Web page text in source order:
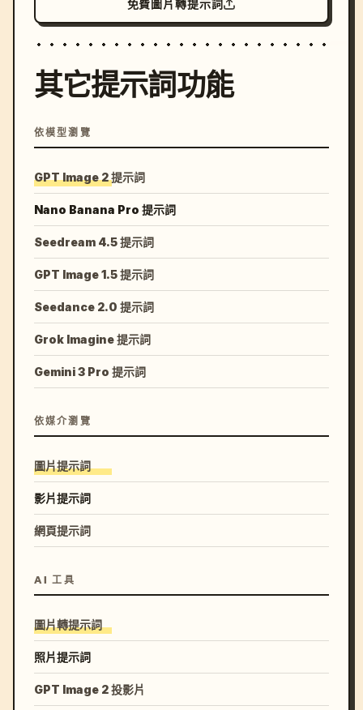
免費圖片轉提示詞
其它提示詞功能
依模型瀏覽
GPT Image 2 提示詞
Nano Banana Pro 提示詞
Seedream 4.5 提示詞
GPT Image 1.5 提示詞
Seedance 2.0 提示詞
Grok Imagine 提示詞
Gemini 3 Pro 提示詞
依媒介瀏覽
圖片提示詞
影片提示詞
網頁提示詞
AI 工具
圖片轉提示詞
照片提示詞
GPT Image 2 投影片